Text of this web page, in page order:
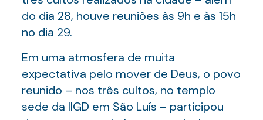
do dia 28, houve reuniões às 9h e às 15h
no dia 29.
Em uma atmosfera de muita
expectativa pelo mover de Deus, o povo
reunido – nos três cultos, no templo
sede da IIGD em São Luís – participou